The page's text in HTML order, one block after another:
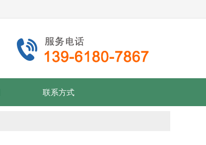
联系方式